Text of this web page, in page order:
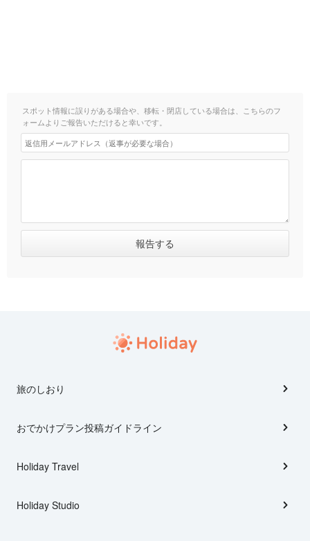
スポット情報に誤りがある場合や、移転・閉店している場合は、こちらのフ
ォームよりご報告いただけると幸いです。
旅のしおり
おでかけプラン投稿ガイドライン
Holiday Travel
Holiday Studio